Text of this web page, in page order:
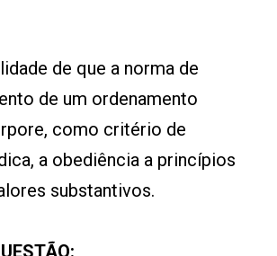
de que a norma de
de um ordenamento
como critério de
a obediência a princípios
substantivos.